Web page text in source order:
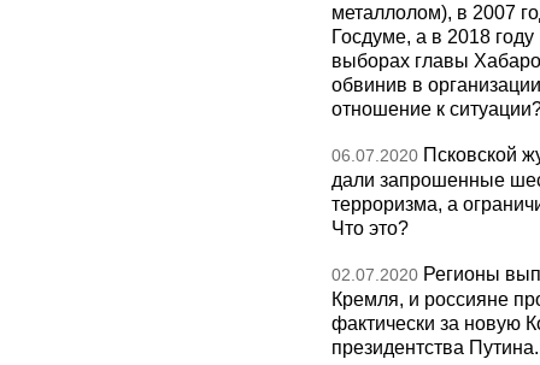
металлолом), в 2007
Госдуме, а в 2018
выборах главы
обвинив в
отношение к
06.07.2020 Псковской
дали запрошенные
терроризма, а
Что это?
02.07.2020 Регионы
Кремля, и россияне
фактически за новую
президентства